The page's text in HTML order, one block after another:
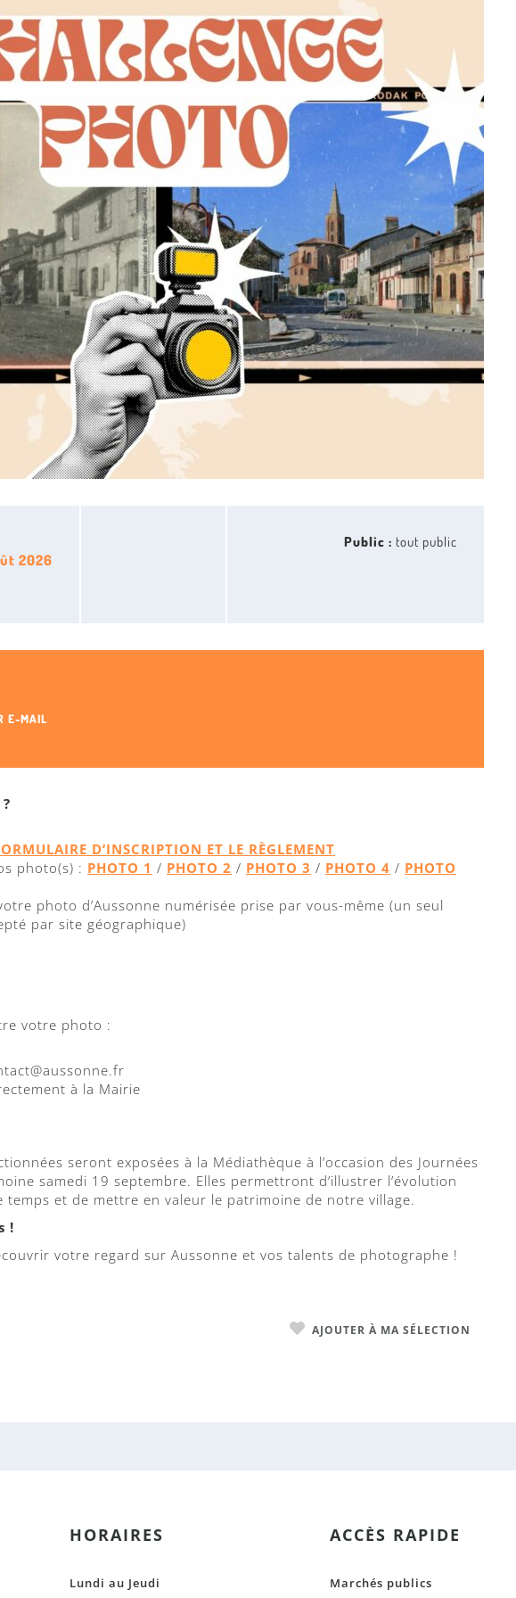
2026
Public : tout public
E-MAIL
D’INSCRIPTION ET LE RÈGLEMENT
photo(s) : PHOTO 1 / PHOTO 2 / PHOTO 3 / PHOTO 4 / PHOTO
photo d’Aussonne numérisée prise par vous-même (un seul
par site géographique)
votre photo :
à la Mairie
seront exposées à la Médiathèque à l’occasion des Journées
samedi 19 septembre. Elles permettront d’illustrer l’évolution
temps et de mettre en valeur le patrimoine de notre village.
!
votre regard sur Aussonne et vos talents de photographe !
AJOUTER À MA SÉLECTION
HORAIRES
Lundi au Jeudi
ACCÈS RAPIDE
Marchés publics